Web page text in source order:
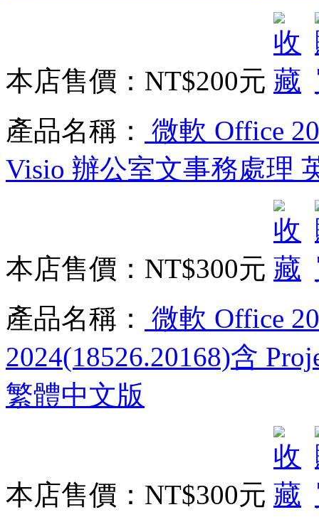
本店售價： NT$200元
產品名稱：
微軟 Office
Visio 辦公室文事務處理
本店售價： NT$300元
產品名稱：
微軟 Office
2024(18526.20168)含
繁體中文版
本店售價： NT$300元